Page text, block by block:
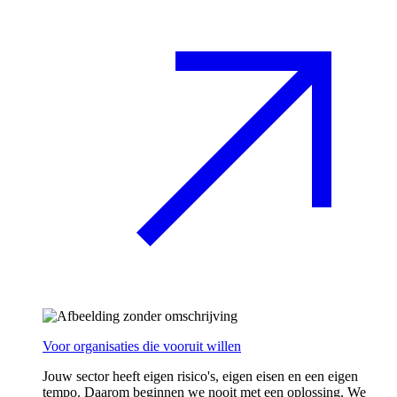
Voor organisaties die vooruit willen
Jouw sector heeft eigen risico's, eigen eisen en een eigen
tempo. Daarom beginnen we nooit met een oplossing. We